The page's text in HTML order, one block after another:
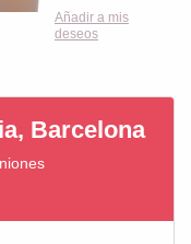
Añadir a mis
deseos
Barcelona